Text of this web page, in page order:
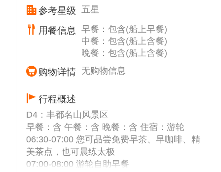
景观、空间景观。其中水体景观包括水、泉、
溪、潭、滩、帘瀑、卵石等多种类型，峰岩景
观包括峭壁、山峰、奇石、图案、肌理、色彩
等多种类型，洞穴景观包括发育程度各异、大
小各异、高度各异、风格各异的众多喀斯特溶
洞、地下河。
12:30-14:00 游轮自助午餐
14:30-15:00 游轮将驶入瞿塘峡，峡中水深流
急，江面最窄处为三峡门户--夔门
15:30-18:30 游轮停靠奉节，游览【白帝城】
景区，位于长江三峡瞿塘峡口，是长江三峡西
大门—夔门的最佳观景点，为三国时期刘备临
终托孤的旧址所在。由于唐代大诗人李白的到
访，并且留下“早发白帝城”的千古名篇，使白
参考星级 五星
用餐信息
早餐：包含(船上早餐)
中餐：包含(船上含餐)
晚餐：包含(船上含餐)
购物详情 无购物信息
行程概述
D4：丰都名山风景区
早餐：含 午餐：含 晚餐：含 住宿：游轮
06:30-07:00 您可品尝免费早茶、早咖啡、精
美茶点，也可晨练太极
07:00-08:00 游轮自助早餐